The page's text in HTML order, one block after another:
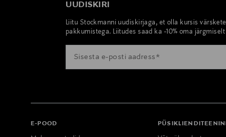
UUDISKIRI
Liitu Stockmanni uudiskirjaga, et olla kursis
pakkumistega. Liitudes saad ka -10% oma
E-POOD